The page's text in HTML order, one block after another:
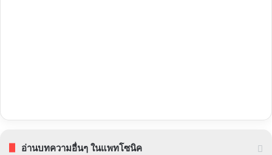
อ่านบทความอื่นๆ ในแพทโซนิค